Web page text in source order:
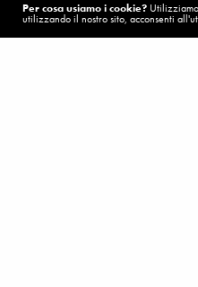
Per cosa usiamo i cookie?
utilizzando il nostro sito, acconsenti